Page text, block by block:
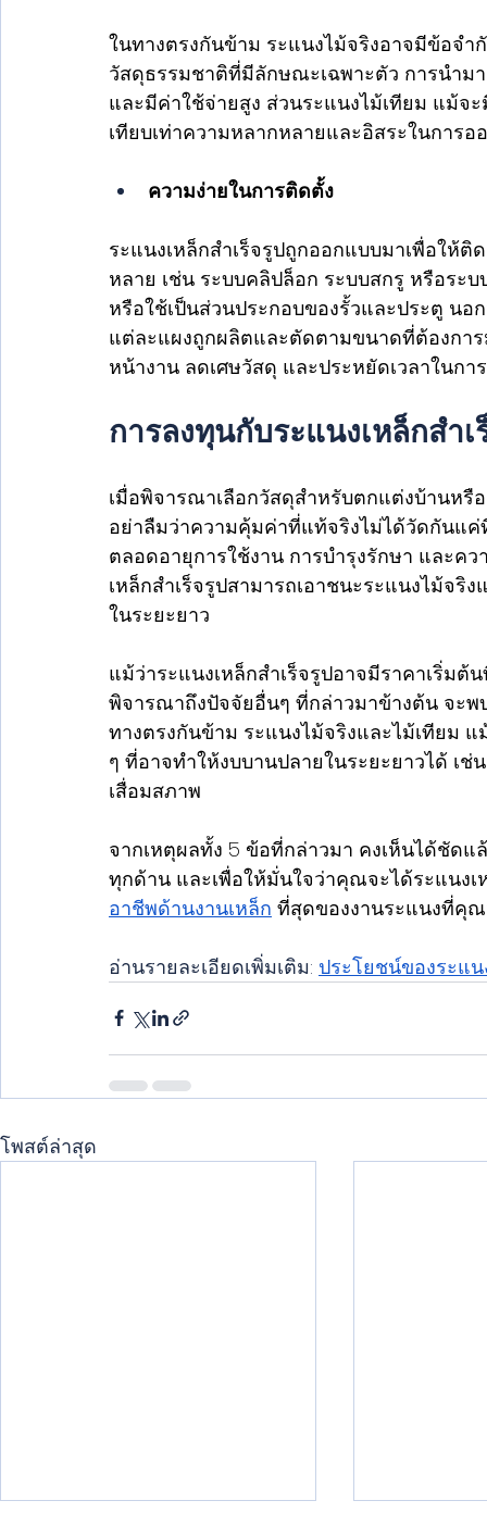
ในทางตรงกันข้าม ระแนงไม้จริงอาจมีข้อจำ
วัสดุธรรมชาติที่มีลักษณะเฉพาะตัว การนำ
และมีค่าใช้จ่ายสูง ส่วนระแนงไม้เทียม แม้
เทียบเท่าความหลากหลายและอิสระในการ
ความง่ายในการติดตั้ง
ระแนงเหล็กสำเร็จรูปถูกออกแบบมาเพื่อให้
หลาย เช่น ระบบคลิปล็อก ระบบสกรู หรือร
หรือใช้เป็นส่วนประกอบของรั้วและประตู นอ
แต่ละแผงถูกผลิตและตัดตามขนาดที่ต้องกา
หน้างาน ลดเศษวัสดุ และประหยัดเวลาในก
การลงทุนกับระแนงเหล็กสำ
เมื่อพิจารณาเลือกวัสดุสำหรับตกแต่งบ้านหรื
อย่าลืมว่าความคุ้มค่าที่แท้จริงไม่ได้วัดกันแ
ตลอดอายุการใช้งาน การบำรุงรักษา และค
เหล็กสำเร็จรูปสามารถเอาชนะระแนงไม้จ
ในระยะยาว
แม้ว่าระแนงเหล็กสำเร็จรูปอาจมีราคาเริ่ม
พิจารณาถึงปัจจัยอื่นๆ ที่กล่าวมาข้างต้น จะพ
ทางตรงกันข้าม ระแนงไม้จริงและไม้เทียม
ๆ ที่อาจทำให้งบบานปลายในระยะยาวได้ เ
เสื่อมสภาพ
จากเหตุผลทั้ง 5 ข้อที่กล่าวมา คงเห็นได้ชัดแ
ทุกด้าน และเพื่อให้มั่นใจว่าคุณจะได้ระแนง
อาชีพด้านงานเหล็ก ที่สุดของงานระแนงที่คุณ
อ่านรายละเอียดเพิ่มเติม: ประโยชน์ของระแน
โพสต์ล่าสุด